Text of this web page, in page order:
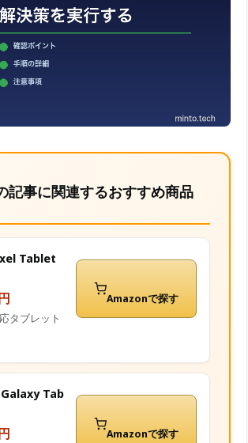
記事に関連するおすすめ商品
Tablet
タブレット
Amazonで探す
Tab
Amazonで探す